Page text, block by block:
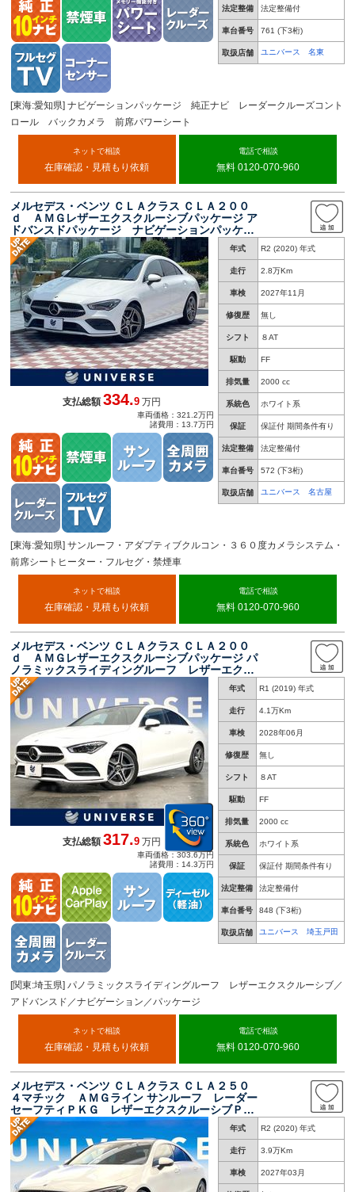
法定整備 法定整備付
車台番号 761 (下3桁)
取扱店舗 ユニバース 名東
[東海:愛知県] ナビゲーションパッケージ 純正ナビ レーダークルーズコント
ロール バックカメラ 前席パワーシート
ネットで相談
在庫確認・見積もり依頼
電話で相談
無料 0120-070-960
メルセデス・ベンツ ＣＬＡクラス ＣＬＡ２００
ｄ ＡＭＧレザーエクスクルーシブパッケージ ア
ドバンスドパッケージ ナビゲーションパッケー
ジ パノラミックスライディングルーフ アダプ
ティブクルーズコントロール ３６０度カメラシ
ステム 前席シートヒーター 純正ナビ フルセ
グ 禁煙車 ＥＴＣ
年式 R2 (2020) 年式
走行 2.8万Km
車検 2027年11月
修復歴 無し
シフト ８AT
駆動 FF
排気量 2000 cc
系統色 ホワイト系
保証 保証付 期間条件有り
法定整備 法定整備付
車台番号 572 (下3桁)
取扱店舗 ユニバース 名古屋
支払総額334.9 万円
車両価格：321.2万円
諸費用：13.7万円
[東海:愛知県] サンルーフ・アダプティブクルコン・３６０度カメラシステム・
前席シートヒーター・フルセグ・禁煙車
ネットで相談
在庫確認・見積もり依頼
電話で相談
無料 0120-070-960
メルセデス・ベンツ ＣＬＡクラス ＣＬＡ２００
ｄ ＡＭＧレザーエクスクルーシブパッケージ パ
ノラミックスライディングルーフ レザーエクス
クルーシブ／アドバンスド／ナビゲーション／レ
ーダーセーフティパッケージ 赤革シート ３６
０度カメラシステム ヘッドアップディスプレ
イ 前席シートヒーター
年式 R1 (2019) 年式
走行 4.1万Km
車検 2028年06月
修復歴 無し
シフト ８AT
駆動 FF
排気量 2000 cc
系統色 ホワイト系
保証 保証付 期間条件有り
法定整備 法定整備付
車台番号 848 (下3桁)
取扱店舗 ユニバース 埼玉戸田
支払総額317.9 万円
車両価格：303.6万円
諸費用：14.3万円
[関東:埼玉県] パノラミックスライディングルーフ レザーエクスクルーシブ／
アドバンスド／ナビゲーション／パッケージ
ネットで相談
在庫確認・見積もり依頼
電話で相談
無料 0120-070-960
メルセデス・ベンツ ＣＬＡクラス ＣＬＡ２５０
４マチック ＡＭＧライン サンルーフ レーダー
セーフティＰＫＧ レザーエクスクルーシブＰＫ
Ｇ アドバンスドＰＫＧ ナビゲーションＰＫ
Ｇ 黒革シート シートヒーター パワーシー
ト Ａｐｐｌｅ ＣａｒＰｌａｙ マルチビーム
ＬＥＤ
年式 R2 (2020) 年式
走行 3.9万Km
車検 2027年03月